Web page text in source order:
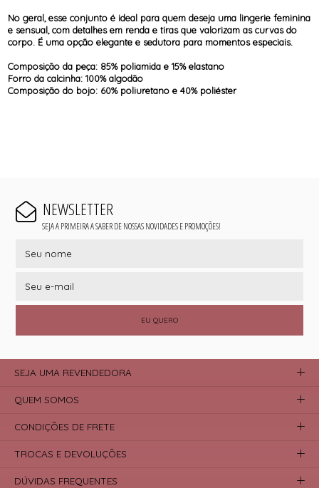
No geral, esse conjunto é ideal para quem deseja uma lingerie feminina
e sensual, com detalhes em renda e tiras que valorizam as curvas do
corpo. É uma opção elegante e sedutora para momentos especiais.
Composição da peça: 85% poliamida e 15% elastano
Forro da calcinha: 100% algodão
Composição do bojo: 60% poliuretano e 40% poliéster
NEWSLETTER
SEJA A PRIMEIRA A SABER DE NOSSAS NOVIDADES E PROMOÇÕES!
EU QUERO
SEJA UMA REVENDEDORA
QUEM SOMOS
CONDIÇÕES DE FRETE
TROCAS E DEVOLUÇÕES
DÚVIDAS FREQUENTES